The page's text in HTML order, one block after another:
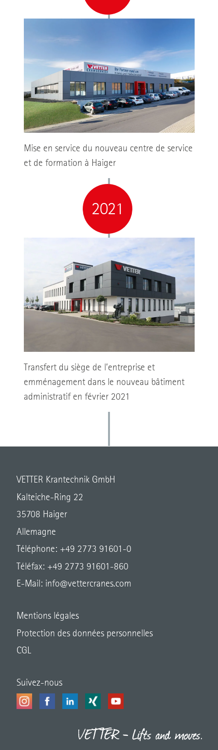
Mise en service du nouveau centre de service
et de formation à Haiger
2021
Transfert du siège de l’entreprise et
emménagement dans le nouveau bâtiment
administratif en février 2021
VETTER Krantechnik GmbH
Kalteiche-Ring 22
35708 Haiger
Allemagne
Téléphone: +49 2773 91601-0
Téléfax: +49 2773 91601-860
E-Mail: info@vettercranes.com
Mentions légales
Protection des données personnelles
CGL
Suivez-nous